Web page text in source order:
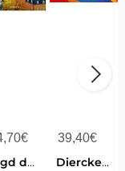
€
Jagd durch Luxemburg
39,40€
Diercke Universalatlas Luxemburg 2020